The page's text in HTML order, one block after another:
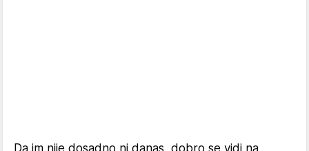
Da im nije dosadno ni danas, dobro se vidi na